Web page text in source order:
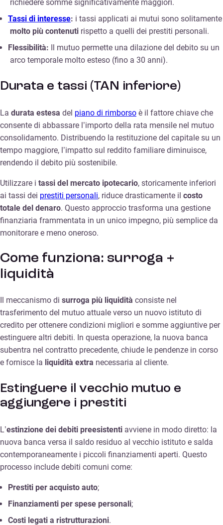
richiedere somme significativamente maggiori.
Tassi di interesse: i tassi applicati ai mutui sono solitamente
molto più contenuti rispetto a quelli dei prestiti personali.
Flessibilità: Il mutuo permette una dilazione del debito su un
arco temporale molto esteso (fino a 30 anni).
Durata e tassi (TAN inferiore)
La durata estesa del piano di rimborso è il fattore chiave che
consente di abbassare l’importo della rata mensile nel mutuo
consolidamento. Distribuendo la restituzione del capitale su un
tempo maggiore, l’impatto sul reddito familiare diminuisce,
rendendo il debito più sostenibile.
Utilizzare i tassi del mercato ipotecario, storicamente inferiori
ai tassi dei prestiti personali, riduce drasticamente il costo
totale del denaro. Questo approccio trasforma una gestione
finanziaria frammentata in un unico impegno, più semplice da
monitorare e meno oneroso.
Come funziona: surroga +
liquidità
Il meccanismo di surroga più liquidità consiste nel
trasferimento del mutuo attuale verso un nuovo istituto di
credito per ottenere condizioni migliori e somme aggiuntive per
estinguere altri debiti. In questa operazione, la nuova banca
subentra nel contratto precedente, chiude le pendenze in corso
e fornisce la liquidità extra necessaria al cliente.
Estinguere il vecchio mutuo e
aggiungere i prestiti
L’estinzione dei debiti preesistenti avviene in modo diretto: la
nuova banca versa il saldo residuo al vecchio istituto e salda
contemporaneamente i piccoli finanziamenti aperti. Questo
processo include debiti comuni come:
Prestiti per acquisto auto;
Finanziamenti per spese personali;
Costi legati a ristrutturazioni.